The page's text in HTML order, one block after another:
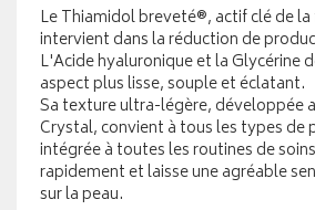
Le Thiamidol breveté®, actif clé de
intervient dans la réduction de
L'Acide hyaluronique et la Glycérine
aspect plus lisse, souple et éclatant.
Sa texture ultra-légère, développée
Crystal, convient à tous les types de
intégrée à toutes les routines de
rapidement et laisse une agréable
sur la peau.